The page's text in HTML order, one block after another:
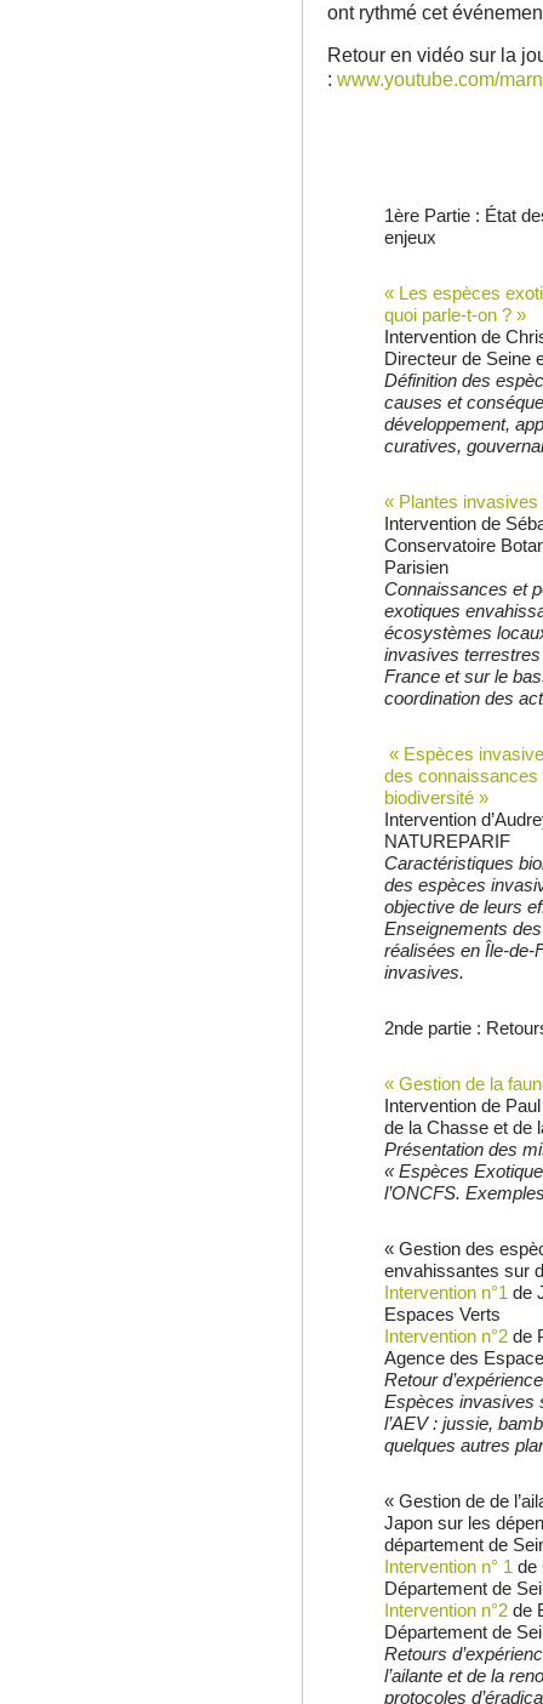
ont rythmé cet
Retour en vidéo sur la
: www.youtube.com/
1ère Partie : État
enjeux
« Les espèces
quoi parle-t-on ? »
Intervention de
Directeur de Seine
Définition des
causes et
développement,
curatives,
« Plantes
Intervention de
Conservatoire
Parisien
Connaissances et
exotiques
écosystèmes
invasives
France et sur le
coordination des
« Espèces
des
biodiversité »
Intervention
NATUREPARIF
Caractéristiques
des espèces
objective de leurs
Enseignements
réalisées en Île-de-
invasives.
2nde partie :
« Gestion de la
Intervention de
de la Chasse et de
Présentation des
« Espèces
l’ONCFS.
« Gestion des
envahissantes sur
Intervention n°1 de
Espaces Verts
Intervention n°2 de
Agence des
Retour
Espèces invasives
l’AEV : jussie,
quelques autres
« Gestion de de
Japon sur les
département de
Intervention n° 1 de
Département de
Intervention n°2 de
Département de
Retours
l’ailante et de la
protocoles